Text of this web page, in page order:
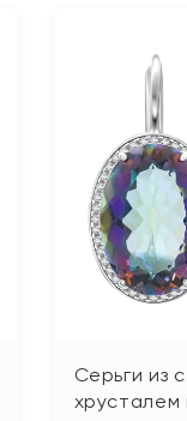
Серьги из
хрусталем